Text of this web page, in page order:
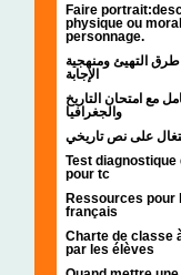
Faire
physique ou
personnage.
طرق التهيئ ومنهجية
الإجابة
مع امتحان التاريخ
والجغرافيا
على نص تاريخي
Test diagnostique
pour tc
Ressources pour
français
Charte de classe
par les élèves